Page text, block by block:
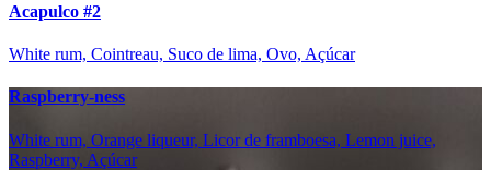
Acapulco #2
White rum, Cointreau, Suco de lima, Ovo, Açúcar
Raspberry-ness
White rum, Orange liqueur, Licor de framboesa, Lemon juice,
Raspberry, Açúcar